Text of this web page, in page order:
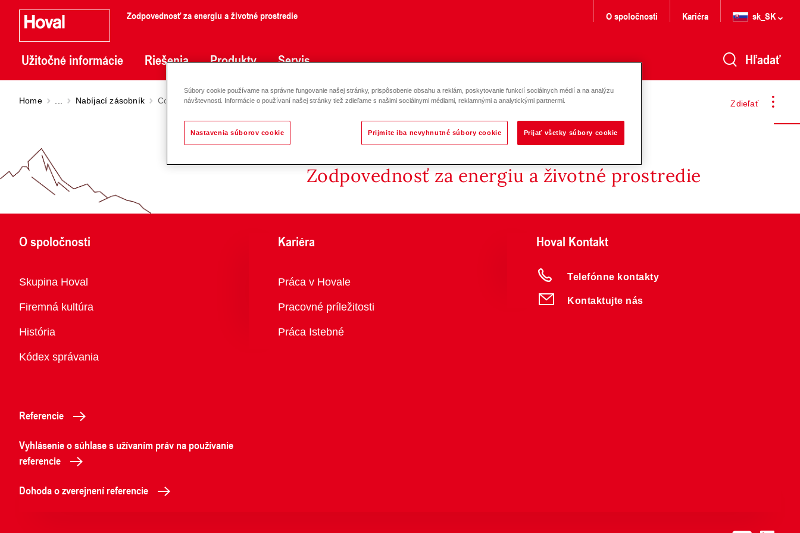
Zodpovednosť za energiu a životné prostredie
Užitočné informácie Riešenia Produkty Servis
O spoločnosti Kariéra sk_SK
Hľadať
Zdieľať
Home Nabíjací zásobník CombiVal E (300-2000)
Zodpovednosť za energiu a životné prostredie
O spoločnosti
Prehľad
Skupina Hoval
Firemná kultúra
História
Kódex správania
Kariéra
Prehľad
Práca v Hovale
Pracovné príležitosti
Práca Istebné
Hoval Kontakt
Telefónne kontakty
Kontaktujte nás
Referencie
Vyhlásenie o súhlase s užívaním práv na používanie
referencie
Dohoda o zverejnení referencie
Súbory cookie používame na správne fungovanie našej stránky, prispôsobenie obsahu a reklám, poskytovanie funkcií sociálnych médií a na analýzu
návštevnosti. Informácie o používaní našej stránky tiež zdieľame s našimi sociálnymi médiami, reklamnými a analytickými partnermi.
Nastavenia súborov cookie Prijmite iba nevyhnutné súbory cookie Prijať všetky súbory cookie